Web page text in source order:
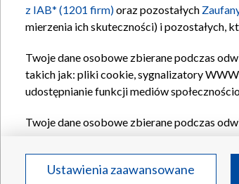
z IAB* (1201 firm)oraz pozostałych
mierzenia ich skuteczności) i pozostałych,
Twoje dane osobowe zbierane podczas
takich jak: pliki cookie, sygnalizatory
udostępnianie funkcji mediów
Twoje dane osobowe zbierane podczas
Partnerów TVPdla realizacji następujących
reklam, tworzenia profilu
Ustawienia zaawansowane